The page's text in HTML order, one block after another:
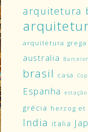
arquitetura
arquitetura grega
australia
brasil casa
Espanha estação
grécia herzog et
India italia